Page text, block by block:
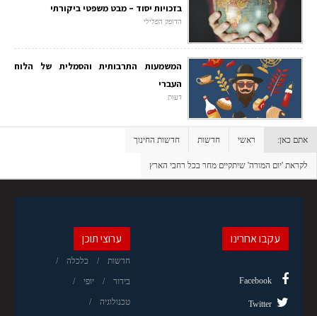
בזכויות יסוד – מבט משפטי ביקורתי
הדופק הפלילי
המשמעות התרבותית והסמלית של הלוח
העברי
דעות
אתם כאן: ראשי חדשות חדשות החינוך
לקראת 'יום המורה' שיתקיים מחר בכל רחבי הארץ
ערוצי תוכן
חדשות כלכלה
בידור יופי
טכנולוגיה
עקבו אחרינו
Facebook
Twitter